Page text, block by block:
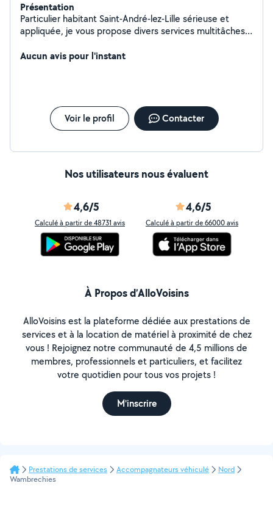
Présentation
Particulier habitant Saint-André-lez-Lille sérieuse et
appliquée, je vous propose divers services multitâches :
en votre absence (autour de votre domicile) -
saisie informatique - Gestion commerciale : devis,
traitement des commandes, facturation, relances
diverses - Conciergerie pour locations logements par
des lieux - Aide CV et lettre de motivation avec
Désencombrement/tri mais pas le ménage - Cours
colis, livraison courses/drive - Accompagnement à vos
rendez-vous médicaux, pharmacie... - Trajets
Gare/Aéroport ou autres Travail de qualité
Déplacements autour de Lille moyennant
dédommagement dépenses de mon véhicule
Aucun avis pour l'instant
Voir le profil Contacter
Nos utilisateurs nous évaluent
4,6/5
Calculé à partir de 48731 avis
4,6/5
Calculé à partir de 66000 avis
À Propos d’AlloVoisins
AlloVoisins est la plateforme dédiée aux prestations de
services et à la location de matériel à proximité de chez
vous ! Rejoignez notre communauté de 4,5 millions de
membres, professionnels et particuliers, et facilitez
votre quotidien pour tous vos projets !
M'inscrire
Prestations de services Accompagnateurs véhiculé
Nord
Wambrechies